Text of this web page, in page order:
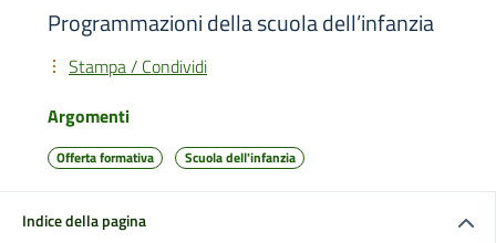
Programmazioni della scuola dell’infanzia
Stampa / Condividi
Argomenti
Offerta formativa Scuola dell'infanzia
Indice della pagina